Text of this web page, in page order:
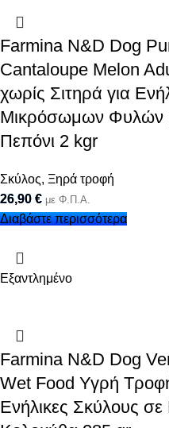
Farmina N&D Dog
Cantaloupe Melon
χωρίς Σιτηρά για
Μικρόσωμων Φυλών
Πεπόνι 2 kgr
Σκύλος, Ξηρά τροφή
26,90 € με Φ.Π.Α.
Διαβάστε περισσότερα
Εξαντλημένο
Farmina N&D Dog
Wet Food Υγρή
Ενήλικες Σκύλους